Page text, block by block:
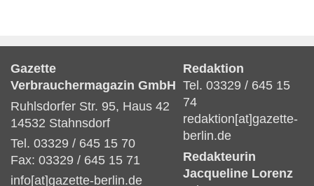
Gazette
Verbrauchermagazin GmbH
Ruhlsdorfer Str. 95, Haus 42
14532 Stahnsdorf
Tel. 03329 / 645 15 70
Fax: 03329 / 645 15 71
info[at]gazette-berlin.de
Redaktion
Tel. 03329 / 645 15
74
redaktion[at]gazette-
berlin.de
Redakteurin
Jacqueline Lorenz